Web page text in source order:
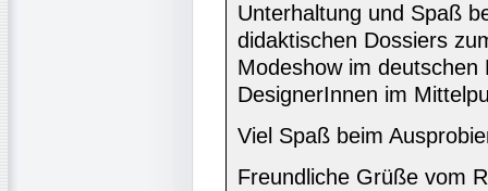
Unterhaltung und Spaß
didaktischen Dossiers
Modeshow im
DesignerInnen im
Viel Spaß beim
Freundliche Grüße vom